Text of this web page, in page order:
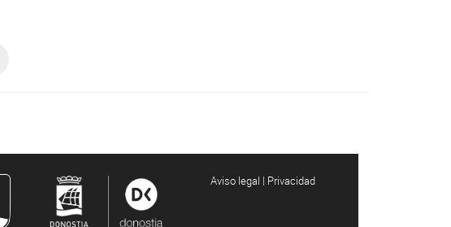
Aviso legal | Privacidad